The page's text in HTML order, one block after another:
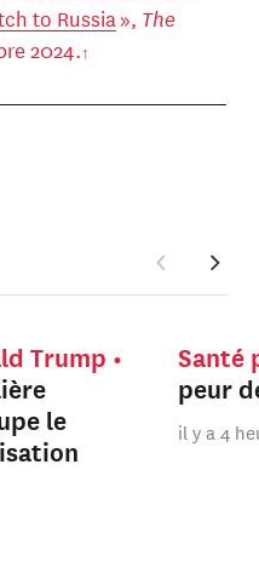
to Russia», The
2024.
Trump
le
Santé
peur
il y a 4